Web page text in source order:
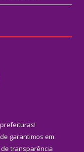
!
garantimos em
transparência